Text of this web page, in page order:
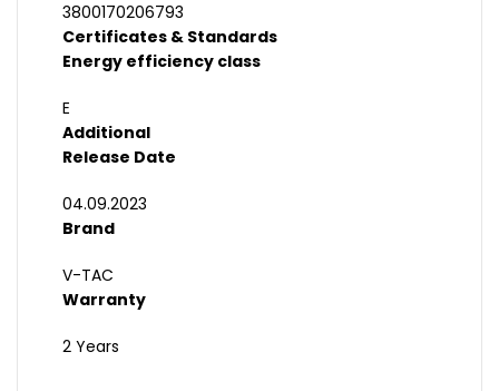
3800170206793
Certificates & Standards
Energy efficiency class
E
Additional
Release Date
04.09.2023
Brand
V-TAC
Warranty
2 Years